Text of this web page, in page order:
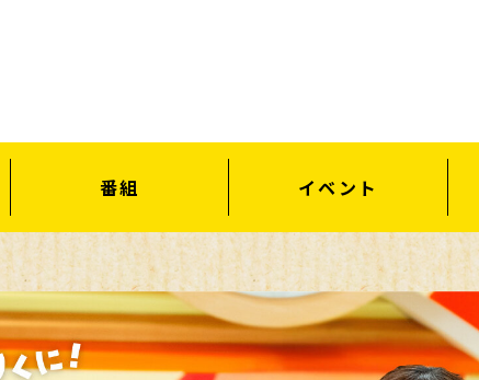
番組 イベント